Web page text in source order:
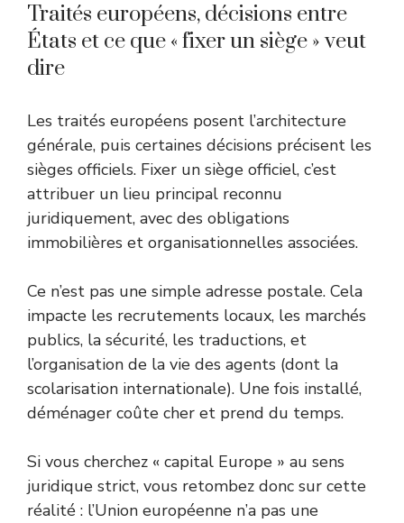
Traités européens, décisions entre
États et ce que « fixer un siège » veut
dire
Les traités européens posent l’architecture
générale, puis certaines décisions précisent les
sièges officiels. Fixer un siège officiel, c’est
attribuer un lieu principal reconnu
juridiquement, avec des obligations
immobilières et organisationnelles associées.
Ce n’est pas une simple adresse postale. Cela
impacte les recrutements locaux, les marchés
publics, la sécurité, les traductions, et
l’organisation de la vie des agents (dont la
scolarisation internationale). Une fois installé,
déménager coûte cher et prend du temps.
Si vous cherchez « capital Europe » au sens
juridique strict, vous retombez donc sur cette
réalité : l’Union européenne n’a pas une